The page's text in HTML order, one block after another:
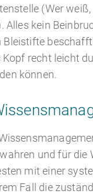
(Wer
Alles kein
Bleistifte
Kopf recht leicht
können.
und für
mit einer
Fall die